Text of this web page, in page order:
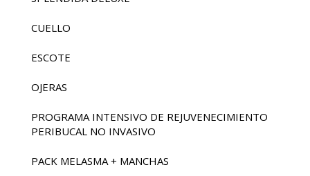
CUELLO
ESCOTE
OJERAS
PROGRAMA INTENSIVO DE REJUVENECIMIENTO
PERIBUCAL NO INVASIVO
PACK MELASMA + MANCHAS